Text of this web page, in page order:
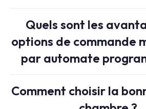
briques alimentaires, et peut
de films plastiques et de bouteilles
densité et de la taille de la balle visée.
Quels sont les
options de commande
par automate
commande manuelle plus simple pour
Comment choisir la